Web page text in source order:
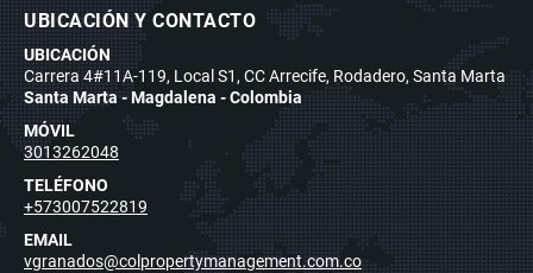
UBICACIÓN Y CONTACTO
UBICACIÓN
Carrera 4#11A-119, Local S1, CC Arrecife, Rodadero, Santa Marta
Santa Marta - Magdalena - Colombia
MÓVIL
3013262048
TELÉFONO
+573007522819
EMAIL
vgranados@colpropertymanagement.com.co